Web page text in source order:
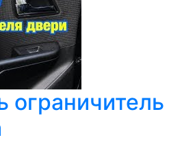
ограничитель